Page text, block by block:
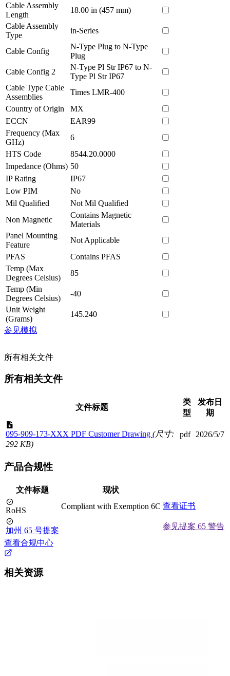
Cable Assembly
Length
18.00 in (457 mm)
Cable Assembly
Type
in-Series
Cable Config
N-Type Plug to N-Type
Plug
Cable Config 2
N-Type Pl Str IP67 to N-
Type Pl Str IP67
Cable Type Cable
Assemblies
Times LMR-400
Country of Origin
MX
ECCN
EAR99
Frequency (Max
GHz)
6
HTS Code
8544.20.0000
Impedance (Ohms) 50
IP Rating
IP67
Low PIM
No
Mil Qualified
Not Mil Qualified
Non Magnetic
Contains Magnetic
Materials
Panel Mounting
Feature
Not Applicable
PFAS
Contains PFAS
Temp (Max
Degrees Celsius)
85
Temp (Min
Degrees Celsius)
-40
Unit Weight
(Grams)
145.240
参见模拟
所有相关文件
所有相关文件
文件标题
类
型
发布日
期
095-909-173-XXX PDF Customer Drawing (尺寸:
292 KB)
pdf 2026/5/7
产品合规性
文件标题 现状
RoHS Compliant with Exemption 6C 查看证书
加州 65 号提案
参见提案 65 警告
查看合规中心
相关资源